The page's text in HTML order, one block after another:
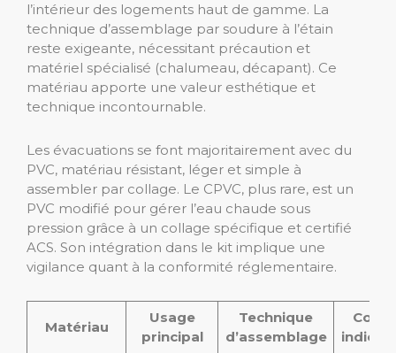
l’intérieur des logements haut de gamme. La
technique d’assemblage par soudure à l’étain
reste exigeante, nécessitant précaution et
matériel spécialisé (chalumeau, décapant). Ce
matériau apporte une valeur esthétique et
technique incontournable.
Les évacuations se font majoritairement avec du
PVC, matériau résistant, léger et simple à
assembler par collage. Le CPVC, plus rare, est un
PVC modifié pour gérer l’eau chaude sous
pression grâce à un collage spécifique et certifié
ACS. Son intégration dans le kit implique une
vigilance quant à la conformité réglementaire.
Matériau
Usage
principal
Technique
d’assemblage
Coût